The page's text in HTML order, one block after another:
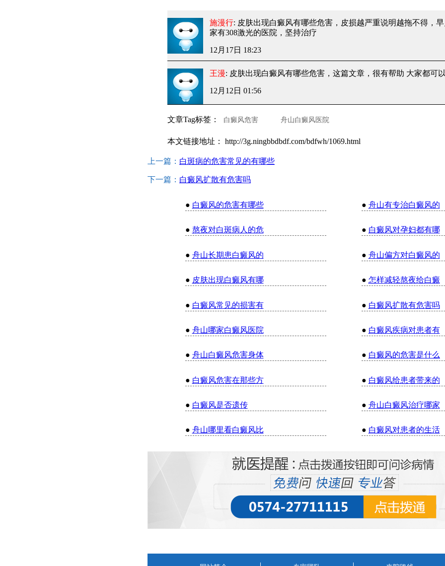
施漫行: 皮肤出现白癜风有哪些危害 ，皮损越严重说明越拖不得，
家有308激光的医院，坚持治疗
12月17日 18:23
王漫: 皮肤出现白癜风有哪些危害 ，这篇文章，很有帮助 大家都可
12月12日 01:56
文章Tag标签： 白癜风危害 舟山白癜风医院
本文链接地址： http://3g.ningbbdbdf.com/bdfwh/1069.html
上一篇： 白斑病的危害常见的有哪些
下一篇： 白癜风扩散有危害吗
● 白癜风的危害有哪些 ● 舟山有专治白癜风的
● 熬夜对白斑病人的危 ● 白癜风对孕妇都有哪
● 舟山长期患白癜风的 ● 舟山偏方对白癜风的
● 皮肤出现白癜风有哪 ● 怎样减轻熬夜给白癜
● 白癜风常见的损害有 ● 白癜风扩散有危害吗
● 舟山哪家白癜风医院 ● 白癜风疾病对患者有
● 舟山白癜风危害身体 ● 白癜风的危害是什么
● 白癜风危害在那些方 ● 白癜风给患者带来的
● 白癜风是否遗传 ● 舟山白癜风治疗哪家
● 舟山哪里看白癜风比 ● 白癜风对患者的生活